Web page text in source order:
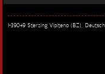
I-39049 Sterzing Vipiteno (BZ),